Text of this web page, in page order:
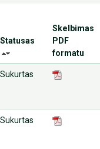
Statusas
Skelbimas
PDF
formatu
Sukurtas
Sukurtas